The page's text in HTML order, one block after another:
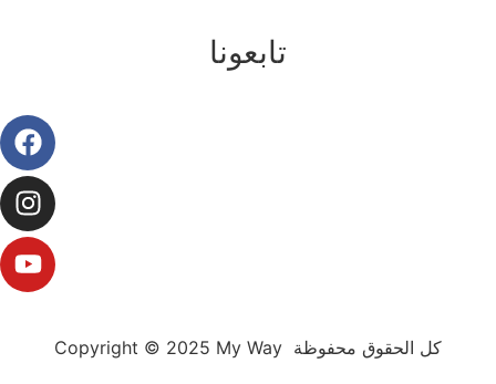
تابعونا
Copyright © 2025 My Way كل الحقوق محفوظة